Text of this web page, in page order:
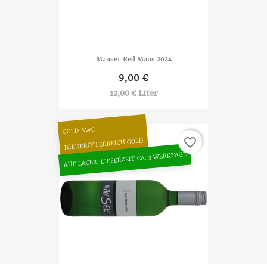
Mauser Red Maus 2024
9,00 €
12,00 € Liter
GOLD AWC
NIEDERÖSTERREICH GOLD
AUF LAGER. LIEFERZEIT CA. 3 WERKTAGE
favorite_border